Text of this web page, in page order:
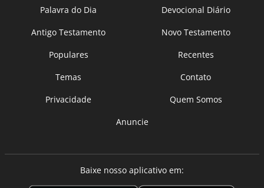
Palavra do Dia
Devocional Diário
Antigo Testamento
Novo Testamento
Populares
Recentes
Temas
Contato
Privacidade
Quem Somos
Anuncie
Baixe nosso aplicativo em: